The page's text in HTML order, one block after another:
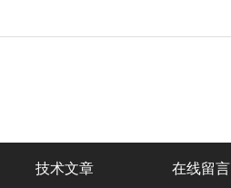
技术文章 在线留言